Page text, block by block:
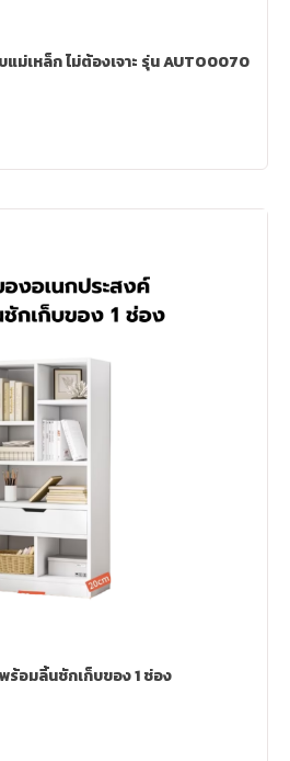
ม่เหล็ก ไม่ต้องเจาะ รุ่น AUTO0070
ร้อมลิ้นชักเก็บของ 1 ช่อง